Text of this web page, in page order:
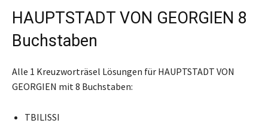
HAUPTSTADT VON GEORGIEN 8
Buchstaben
Alle 1 Kreuzworträsel Lösungen für HAUPTSTADT VON
GEORGIEN mit 8 Buchstaben:
TBILISSI